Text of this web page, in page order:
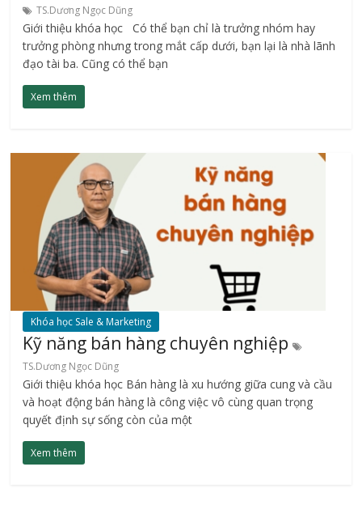
TS.Dương Ngọc Dũng
Giới thiệu khóa học Có thể bạn chỉ là trưởng nhóm hay
trưởng phòng nhưng trong mắt cấp dưới, bạn lại là nhà lãnh
đạo tài ba. Cũng có thể bạn
Xem thêm
Khóa học Sale & Marketing
Kỹ năng bán hàng chuyên nghiệp
TS.Dương Ngọc Dũng
Giới thiệu khóa học Bán hàng là xu hướng giữa cung và cầu
và hoạt động bán hàng là công việc vô cùng quan trọng
quyết định sự sống còn của một
Xem thêm